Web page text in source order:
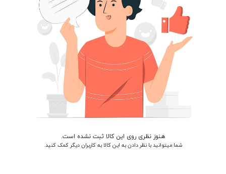
هنوز نظری روی این کالا ثبت نشده است.
شما میتوانید با نظر دادن به این کالا به کاربران دیگر کمک کنید.